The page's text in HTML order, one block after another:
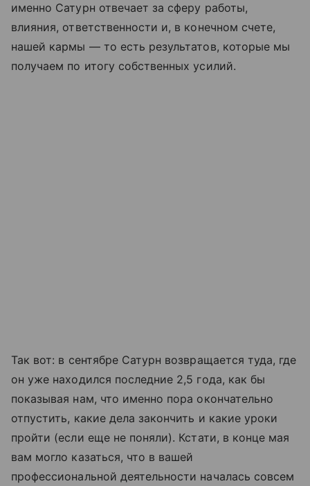
именно Сатурн отвечает за сферу работы,
влияния, ответственности и, в конечном счете,
нашей кармы — то есть результатов, которые мы
получаем по итогу собственных усилий.
Так вот: в сентябре Сатурн возвращается туда, где
он уже находился последние 2,5 года, как бы
показывая нам, что именно пора окончательно
отпустить, какие дела закончить и какие уроки
пройти (если еще не поняли). Кстати, в конце мая
вам могло казаться, что в вашей
профессиональной деятельности началась совсем